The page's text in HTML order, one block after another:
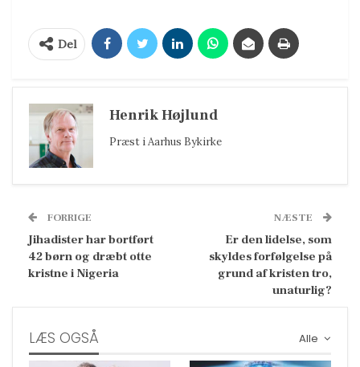
Del
Henrik Højlund
Præst i Aarhus Bykirke
FORRIGE
Jihadister har bortført
42 børn og dræbt otte
kristne i Nigeria
NÆSTE
Er den lidelse, som
skyldes forfølgelse på
grund af kristen tro,
unaturlig?
Alle
LÆS OGSÅ